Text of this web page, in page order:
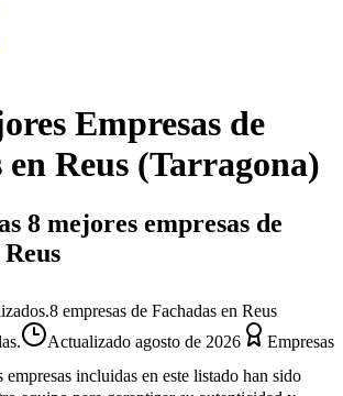
Empresas de
en Reus (Tarragona)
8 mejores empresas de
8 empresas de Fachadas en Reus
Actualizado agosto de 2026
Empresas
empresas incluidas en este listado han sido